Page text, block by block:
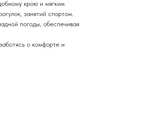
крою и мягким
занятий спортом.
погоды, обеспечивая
о комфорте и